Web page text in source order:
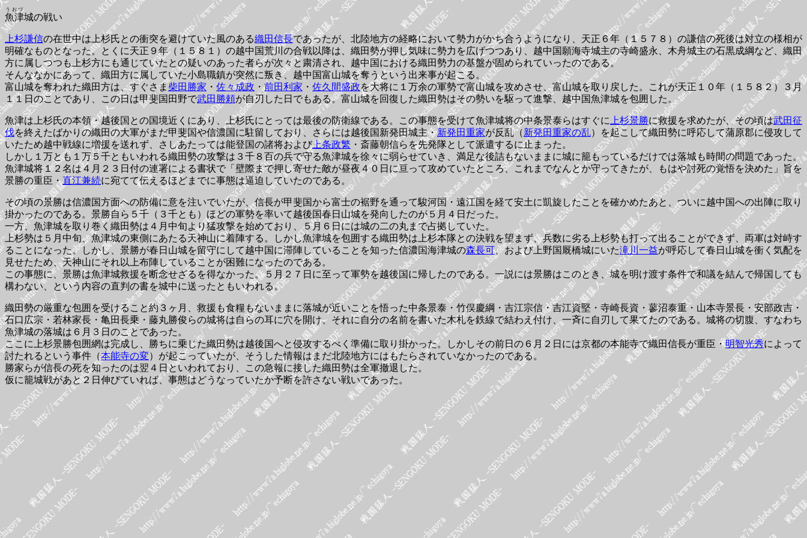
魚津
うおづ
城の戦い
上杉謙信の在世中は上杉氏との衝突を避けていた風のある織田信長であったが、北陸地方の経略において勢力がかち合うようになり、天正６年（１５７８）の謙信の死後は対立の様相が
明確なものとなった。とくに天正９年（１５８１）の越中国荒川の合戦以降は、織田勢が押し気味に勢力を広げつつあり、越中国願海寺城主の寺崎盛永、木舟城主の石黒成綱など、織田
方に属しつつも上杉方にも通じていたとの疑いのあった者らが次々と粛清され、越中国における織田勢力の基盤が固められていったのである。
そんななかにあって、織田方に属していた小島職鎮が突然に叛き、越中国富山城を奪うという出来事が起こる。
富山城を奪われた織田方は、すぐさま 柴田勝家 ・ 佐々成政 ・前田利家 ・ 佐久間盛政を大将に１万余の軍勢で富山城を攻めさせ、富山城を取り戻した。これが天正１０年（１５８２）３月
１１日のことであり、この日は甲斐国田野で武田勝頼が自刃した日でもある。富山城を回復した織田勢はその勢いを駆って進撃、越中国魚津城を包囲した。
魚津は上杉氏の本領・越後国との国境近くにあり、上杉氏にとっては最後の防衛線である。この事態を受けて魚津城将の中条景泰らはすぐに 上杉景勝に救援を求めたが、その頃は武田征
伐を終えたばかりの織田の大軍がまだ甲斐国や信濃国に駐留しており、さらには越後国新発田城主・新発田重家が反乱（新発田重家の乱）を起こして織田勢に呼応して蒲原郡に侵攻して
いたため越中戦線に増援を送れず、さしあたっては能登国の諸将および上条政繁 ・斎藤朝信らを先発隊として派遣するに止まった。
しかし１万とも１万５千ともいわれる織田勢の攻撃は３千８百の兵で守る魚津城を徐々に弱らせていき、満足な後詰もないままに城に籠もっているだけでは落城も時間の問題であった。
魚津城将１２名は４月２３日付の連署による書状で「壁際まで押し寄せた敵が昼夜４０日に亘って攻めていたところ、これまでなんとか守ってきたが、もはや討死の覚悟を決めた」旨を
景勝の重臣・直江兼続に宛てて伝えるほどまでに事態は逼迫していたのである。
その頃の景勝は信濃国方面への防備に意を注いでいたが、信長が甲斐国から富士の裾野を通って駿河国・遠江国を経て安土に凱旋したことを確かめたあと、ついに越中国への出陣に取り
掛かったのである。景勝自ら５千（３千とも）ほどの軍勢を率いて越後国春日山城を発向したのが５月４日だった。
一方、魚津城を取り巻く織田勢は４月中旬より猛攻撃を始めており、５月６日には城の二の丸まで占拠していた。
上杉勢は５月中旬、魚津城の東側にあたる天神山に着陣する。しかし魚津城を包囲する織田勢は上杉本隊との決戦を望まず、兵数に劣る上杉勢も打って出ることができず、両軍は対峙す
ることになった。しかし、景勝が春日山城を留守にして越中国に滞陣していることを知った信濃国海津城の森長可、および上野国厩橋城にいた滝川一益が呼応して春日山城を衝く気配を
見せたため、天神山にそれ以上布陣していることが困難になったのである。
この事態に、景勝は魚津城救援を断念せざるを得なかった。５月２７日に至って軍勢を越後国に帰したのである。一説には景勝はこのとき、城を明け渡す条件で和議を結んで帰国しても
構わない、という内容の直判の書を城中に送ったともいわれる。
織田勢の厳重な包囲を受けること約３ヶ月、救援も食糧もないままに落城が近いことを悟った中条景泰・竹俣慶綱・吉江宗信・吉江資堅・寺崎長資・蓼沼泰重・山本寺景長・安部政吉・
石口広宗・若林家長・亀田長乗・藤丸勝俊らの城将は自らの耳に穴を開け、それに自分の名前を書いた木札を鉄線で結わえ付け、一斉に自刃して果てたのである。城将の切腹、すなわち
魚津城の落城は６月３日のことであった。
ここに上杉景勝包囲網は完成し、勝ちに乗じた織田勢は越後国へと侵攻するべく準備に取り掛かった。しかしその前日の６月２日には京都の本能寺で織田信長が重臣・明智光秀によって
討たれるという事件（本能寺の変）が起こっていたが、そうした情報はまだ北陸地方にはもたらされていなかったのである。
勝家らが信長の死を知ったのは翌４日といわれており、この急報に接した織田勢は全軍撤退した。
仮に籠城戦があと２日伸びていれば、事態はどうなっていたか予断を許さない戦いであった。